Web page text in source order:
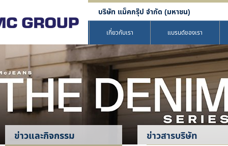
บริษัท แม็คกรุ๊ป จำกัด (มหาชน)
เกี่ยวกับเรา แบรนด์ของเรา
ข่าวและกิจกรรม
ข่าวสารบริษัท